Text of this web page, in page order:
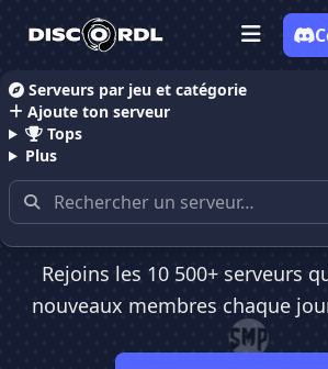
Serveurs par jeu et catégorie
Ajoute ton serveur
Tops
Plus
Ajoute ton serveur
et gagne des
Rejoins les 10 500+ serveurs
nouveaux membres chaque